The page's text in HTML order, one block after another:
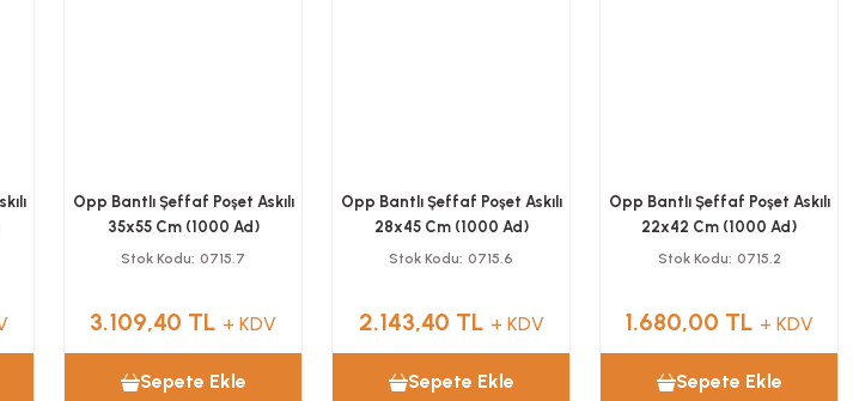
Opp Bantlı Şeffaf Poşet Askılı
35x55 Cm (1000 Ad)
Stok Kodu 0715.7
3.109,40 TL + KDV
Sepete Ekle
Opp Bantlı Şeffaf Poşet Askılı
28x45 Cm (1000 Ad)
Stok Kodu 0715.6
2.143,40 TL + KDV
Sepete Ekle
Opp Bantlı Şeffaf Poşet Askılı
22x42 Cm (1000 Ad)
Stok Kodu 0715.2
1.680,00 TL + KDV
Sepete Ekle